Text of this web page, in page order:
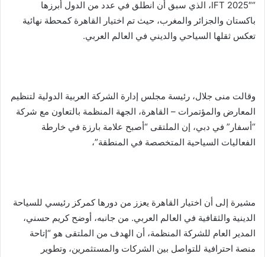
“IFT 2025″، الذي سبق أن انطلق في عدد من الدول أبرزها
باكستان والجزائر والمغرب، حيث تم اختيار القاهرة كمحطة نهائية
تعكس ثقلها السياحي والديني في العالم العربي.
وقالت منى جلال، رئيسة مجلس إدارة الشركة العربية الدولية لتنظيم
المعارض والمؤتمرات – القاهرة، الجهة المنظمة بالتعاون مع شركة
“أسفار” في دبي، إن الملتقى “أصبح علامة بارزة في خارطة
الفعاليات السياحية المتخصصة في المنطقة”،
مشيرة إلى أن اختيار القاهرة يعزز من دورها كمركز رئيسي للسياحة
الدينية والثقافية في العالم العربي. من جانبه، أوضح كريم حسني،
المدير العام للشركة المنظمة، أن الهدف من الملتقى هو “إتاحة
منصة احترافية للتواصل بين الشركات والمستثمرين، وتطوير